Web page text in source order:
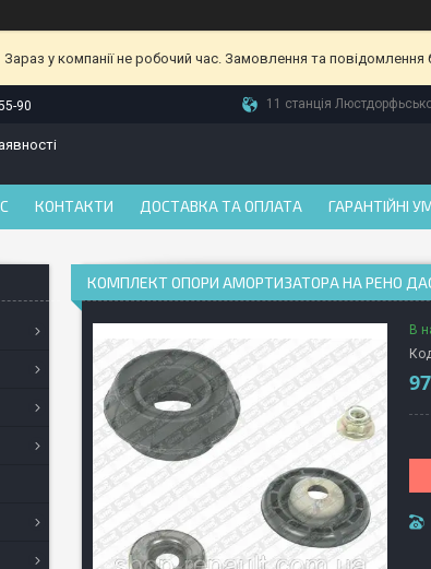
Зараз у компанії не робочий час. Замовлення та
90 11 станція
КОНТАКТИ ДОСТАВКА ТА ОПЛАТА ГАРАНТІЙНІ
КОМПЛЕКТ ОПОРИ АМОРТИЗАТОРА НА РЕНО
В